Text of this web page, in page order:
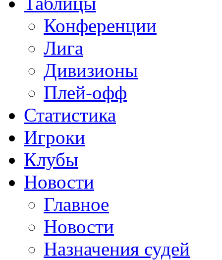
Конференции
Лига
Дивизионы
Плей-офф
Статистика
Игроки
Клубы
Новости
Главное
Новости
Назначения судей